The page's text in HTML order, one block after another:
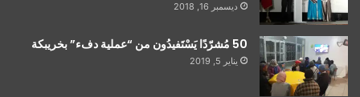
ديسمبر 16, 2018
50 مُشرّدًا يَسْتَفيدُون من “عملية دفء” بخريبكة
يناير 5, 2019